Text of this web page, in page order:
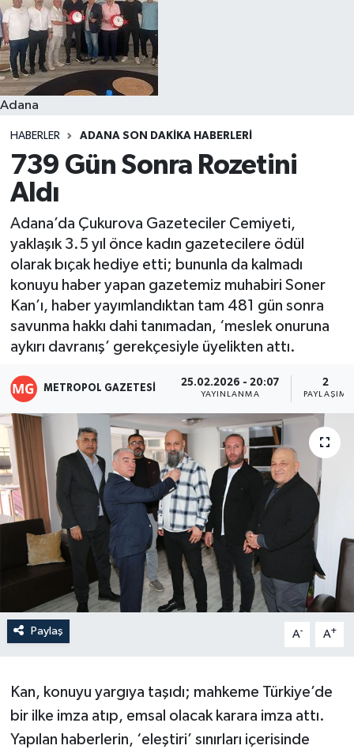
Adana
HABERLER ADANA SON DAKIKA HABERLERI
739 Gün Sonra Rozetini
Aldı
Adana’da Çukurova Gazeteciler Cemiyeti,
yaklaşık 3.5 yıl önce kadın gazetecilere ödül
olarak bıçak hediye etti; bununla da kalmadı
konuyu haber yapan gazetemiz muhabiri Soner
Kan’ı, haber yayımlandıktan tam 481 gün sonra
savunma hakkı dahi tanımadan, ‘meslek onuruna
aykırı davranış’ gerekçesiyle üyelikten attı.
METROPOL GAZETESI 25.02.2026 - 20:07
YAYINLANMA
2
PAYLAŞIM
Paylaş A- A+
Kan, konuyu yargıya taşıdı; mahkeme Türkiye’de
bir ilke imza atıp, emsal olacak karara imza attı.
Yapılan haberlerin, ‘eleştiri’ sınırları içerisinde
Resmi İlanlar